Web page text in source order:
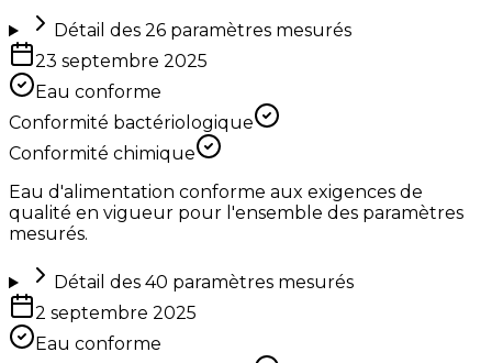
Détail des 26paramètres mesurés
23 septembre 2025
Eau conforme
Conformité bactériologique
Conformité chimique
Eau d'alimentation conforme aux exigences de
qualité en vigueur pour l'ensemble des paramètres
mesurés.
Détail des 40 paramètres mesurés
2 septembre 2025
Eau conforme